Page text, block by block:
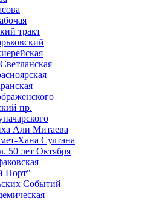
тракт
пр.
Али Митаева
Хана Султана
50 лет Октября
Порт"
Событий